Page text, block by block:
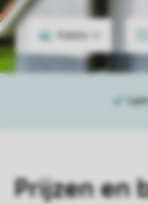
Foto's
Prijzen en